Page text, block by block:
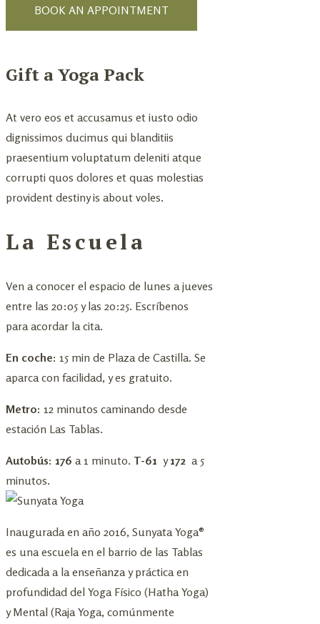
Gift a Yoga Pack
At vero eos et accusamus et iusto odio
dignissimos ducimus qui blanditiis
praesentium voluptatum deleniti atque
corrupti quos dolores et quas molestias
provident destiny is about voles.
La Escuela
Ven a conocer el espacio de lunes a jueves
entre las 20:05 y las 20:25. Escríbenos
para acordar la cita.
En coche: 15 min de Plaza de Castilla. Se
aparca con facilidad, y es gratuito.
Metro: 12 minutos caminando desde
estación Las Tablas.
Autobús: 176 a 1 minuto. T-61 y172 a 5
minutos.
Inaugurada en año 2016, Sunyata Yoga®
es una escuela en el barrio de las Tablas
dedicada a la enseñanza y práctica en
profundidad del Yoga Físico (Hatha Yoga)
y Mental (Raja Yoga, comúnmente